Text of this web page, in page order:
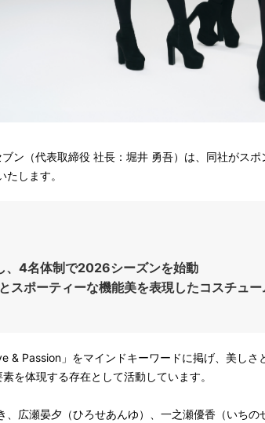
ン（代表取締役 社長：堀井 勇吾）は、同社がスポ
します。
、4名体制で2026シーズンを始動
スポーティーな機能美を表現したコスチュ
& Passion」をマインドキーワードに掲げ、美し
を体現する存在として活動しています。
広瀬晏夕（ひろせあんゆ）、一之瀬優香（いち